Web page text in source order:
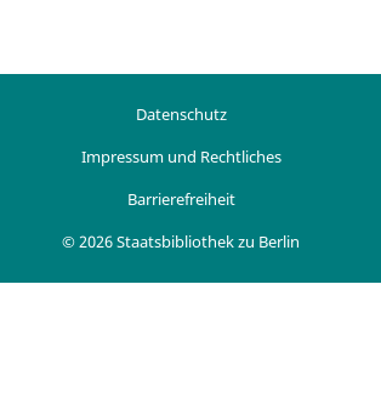
Datenschutz
Impressum und Rechtliches
Barrierefreiheit
© 2026 Staatsbibliothek zu Berlin